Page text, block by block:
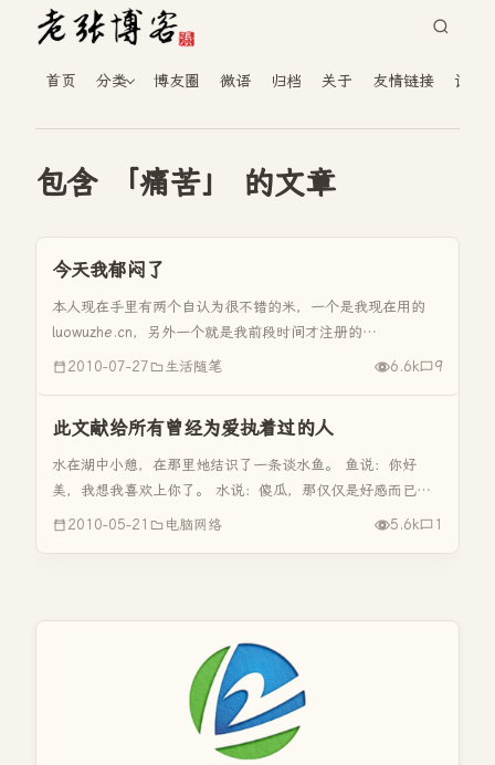
首页 分类 博友圈 微语 归档 关于 友情链接 读者
包含 「痛苦」 的文章
今天我郁闷了
本人现在手里有两个自认为很不错的米，一个是我现在用的
luowuzhe.cn，另外一个就是我前段时间才注册的
imzhang.com。对于这两个米，我是各有所爱吧。
2010-07-27 生活随笔 6.6k 9
此文献给所有曾经为爱执着过的人
水在湖中小憩，在那里她结识了一条谈水鱼。 鱼说：你好
美，我想我喜欢上你了。 水说：傻瓜，那仅仅是好感而已。
鱼说：真的，我不骗你！ 水说：我不相信一见钟情。 日子一
2010-05-21 电脑网络 5.6k 1